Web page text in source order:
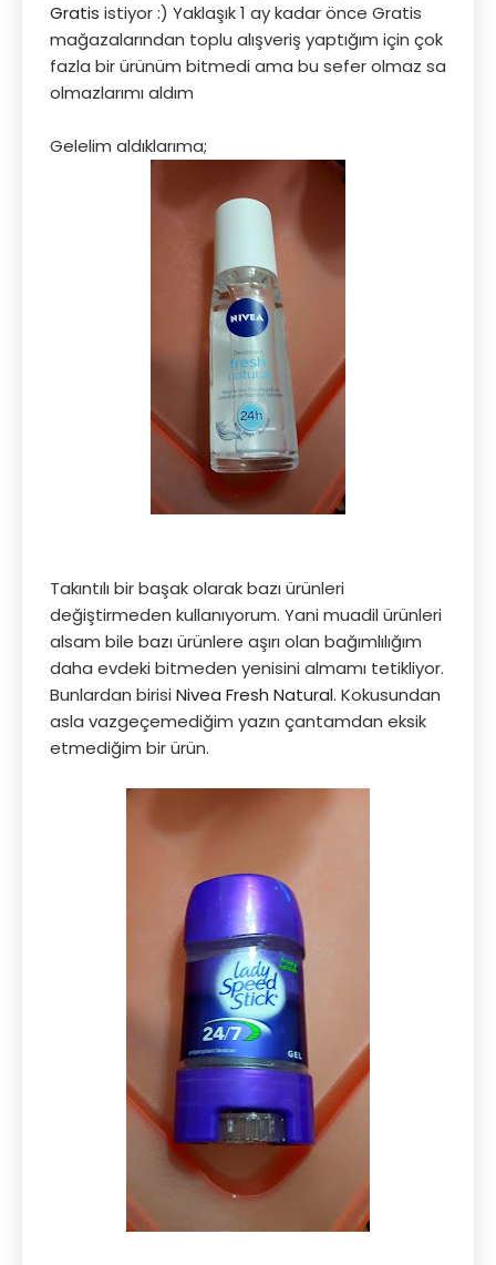
Gratis istiyor :) Yaklaşık 1 ay kadar önce Gratis
mağazalarından toplu alışveriş yaptığım için çok
fazla bir ürünüm bitmedi ama bu sefer olmaz sa
olmazlarımı aldım
Gelelim aldıklarıma;
Takıntılı bir başak olarak bazı ürünleri
değiştirmeden kullanıyorum. Yani muadil ürünleri
alsam bile bazı ürünlere aşırı olan bağımlılığım
daha evdeki bitmeden yenisini almamı tetikliyor.
Bunlardan birisi Nivea Fresh Natural. Kokusundan
asla vazgeçemediğim yazın çantamdan eksik
etmediğim bir ürün.